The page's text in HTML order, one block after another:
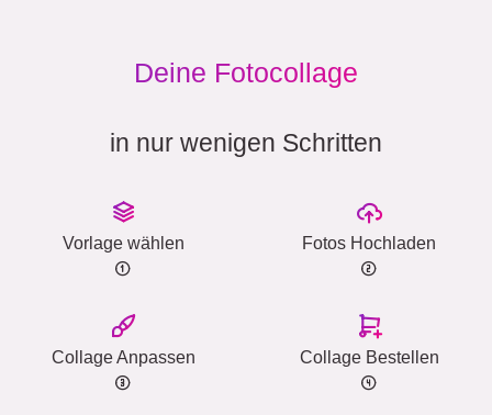
Deine Fotocollage
in nur wenigen Schritten
Vorlage wählen Fotos Hochladen
Collage Anpassen Collage Bestellen